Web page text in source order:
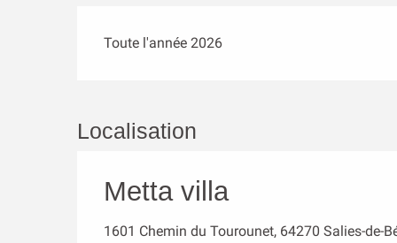
Toute l'année 2026
Localisation
Metta villa
1601 Chemin du Tourounet, 64270 Salies-de-